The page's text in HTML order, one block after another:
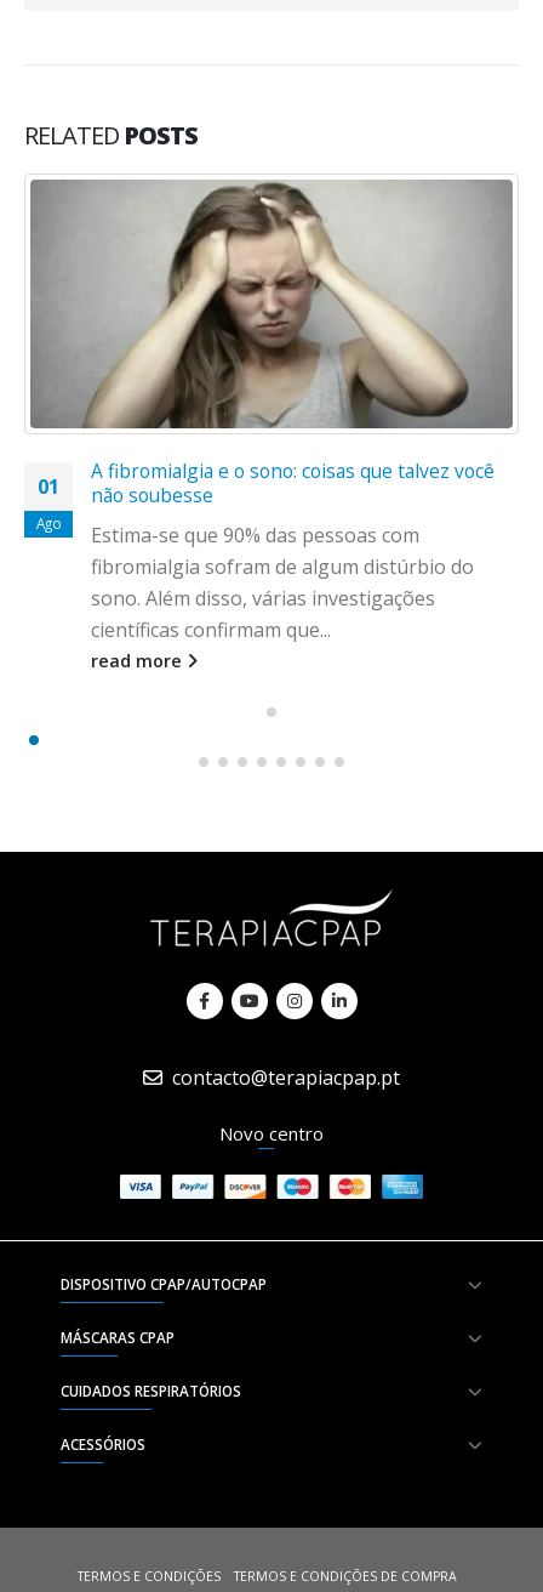
RELATED POSTS
01
Ago
A fibromialgia e o sono: coisas que talvez você
não soubesse
Estima-se que 90% das pessoas com
fibromialgia sofram de algum distúrbio do
sono. Além disso, várias investigações
científicas confirmam que...
read more
contacto@terapiacpap.pt
Novo centro
DISPOSITIVO CPAP/AUTOCPAP
MÁSCARAS CPAP
CUIDADOS RESPIRATÓRIOS
ACESSÓRIOS
TERMOS E CONDIÇÕES
TERMOS E CONDIÇÕES DE COMPRA